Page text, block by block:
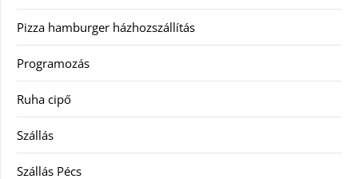
Pizza hamburger házhozszállítás
Programozás
Ruha cipő
Szállás
Szállás Pécs